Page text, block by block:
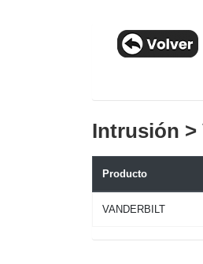
Intrusión >
Producto
VANDERBILT